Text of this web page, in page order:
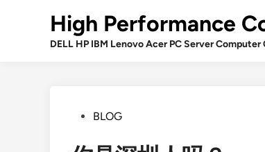
High Performance
DELL HP IBM Lenovo Acer PC Server
PostedBLOG